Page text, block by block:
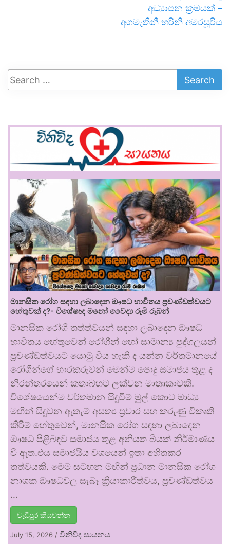
අධ්‍යාපන ක්‍රමයක් –
අගමැතිනී හරිනි අමරසූරිය
මානසික රෝග සඳහා ලබාදෙන ඖෂධ භාවිතය ප්‍රචණ්ඩත්වයට
හේතුවක් ද?- විශේෂඥ මනෝ වෛද්‍ය රූමි රූබන්
මානසික රෝගී තත්ත්වයන් සඳහා ලබාදෙන ඖෂධ
භාවිතය හේතුවෙන් රෝගීන් හෝ සාමාන්‍ය පුද්ගලයන්
ප්‍රචණ්ඩත්වයට යොමු විය හැකි ද යන්න වර්තමානයේ
රෝගීන්ගේ භාරකරුවන් මෙන්ම පොදු සමාජය තුළ ද
නිරන්තරයෙන් කතාබහට ලක්වන මාතෘකාවකි.
විශේෂයෙන්ම වර්තමාන සිදුවීම් මුල් කොට මාධ්‍ය
මඟින් සිදුවන ඇතැම් අසත්‍ය ප්‍රචාර සහ කරුණු විකෘති
කිරීම් හේතුවෙන්, මානසික රෝග සඳහා ලබාදෙන
ඖෂධ පිළිබඳව සමාජය තුළ අනියත බියක් නිර්මාණය
වී ඇත.එය සමාජයීය වශයෙන් ඉතා අහිතකර
තත්වයකි. මෙම සටහන මඟින් ප්‍රධාන මානසික රෝග
නාශක ඖෂධවල සැබෑ ක්‍රියාකාරීත්වය, ප්‍රචණ්ඩත්වය
…
වැඩිපුර කියවන්න
July 15, 2026 / විනිවිද සායනය